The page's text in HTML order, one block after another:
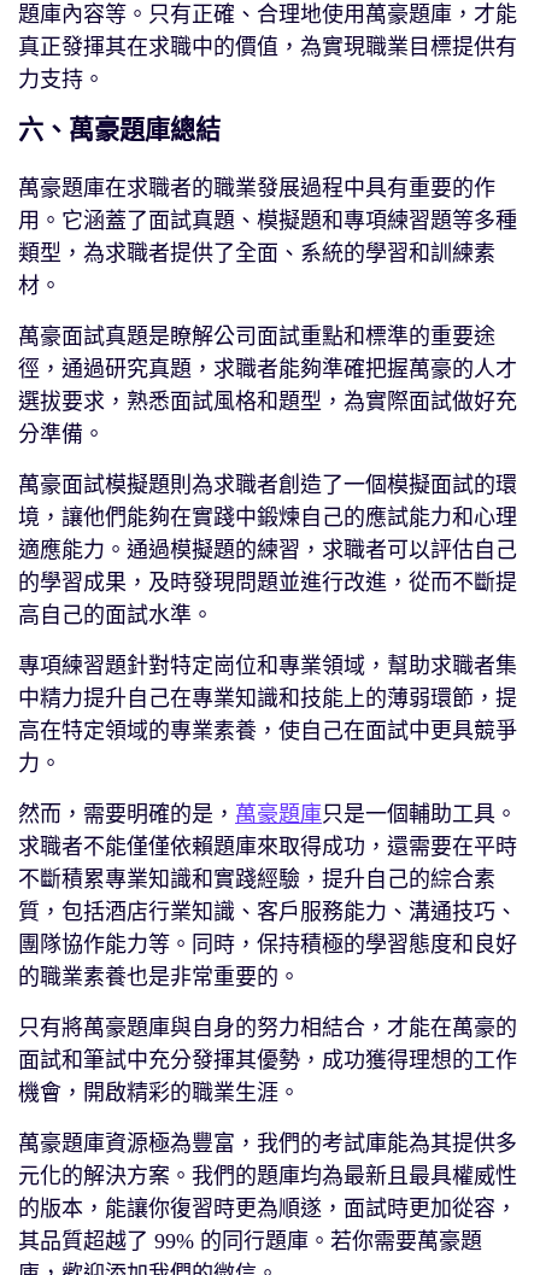
題庫內容等。只有正確、合理地使用萬豪題庫，才能
真正發揮其在求職中的價值，為實現職業目標提供有
力支持。
六、萬豪題庫總結
萬豪題庫在求職者的職業發展過程中具有重要的作
用。它涵蓋了面試真題、模擬題和專項練習題等多種
類型，為求職者提供了全面、系統的學習和訓練素
材。
萬豪面試真題是瞭解公司面試重點和標準的重要途
徑，通過研究真題，求職者能夠準確把握萬豪的人才
選拔要求，熟悉面試風格和題型，為實際面試做好充
分準備。
萬豪面試模擬題則為求職者創造了一個模擬面試的環
境，讓他們能夠在實踐中鍛煉自己的應試能力和心理
適應能力。通過模擬題的練習，求職者可以評估自己
的學習成果，及時發現問題並進行改進，從而不斷提
高自己的面試水準。
專項練習題針對特定崗位和專業領域，幫助求職者集
中精力提升自己在專業知識和技能上的薄弱環節，提
高在特定領域的專業素養，使自己在面試中更具競爭
力。
然而，需要明確的是， 萬豪題庫只是一個輔助工具。
求職者不能僅僅依賴題庫來取得成功，還需要在平時
不斷積累專業知識和實踐經驗，提升自己的綜合素
質，包括酒店行業知識、客戶服務能力、溝通技巧、
團隊協作能力等。同時，保持積極的學習態度和良好
的職業素養也是非常重要的。
只有將萬豪題庫與自身的努力相結合，才能在萬豪的
面試和筆試中充分發揮其優勢，成功獲得理想的工作
機會，開啟精彩的職業生涯。
萬豪題庫資源極為豐富，我們的考試庫能為其提供多
元化的解決方案。我們的題庫均為最新且最具權威性
的版本，能讓你復習時更為順遂，面試時更加從容，
其品質超越了 99% 的同行題庫。若你需要萬豪題